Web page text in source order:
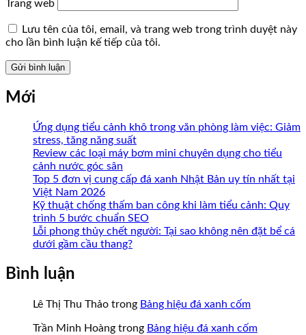
Trang web
Lưu tên của tôi, email, và trang web trong trình duyệt này
cho lần bình luận kế tiếp của tôi.
Mới
Ứng dụng tiểu cảnh khô trong văn phòng làm việc: Giảm
stress, tăng năng suất
Review các loại máy bơm mini chuyên dụng cho tiểu
cảnh nước góc sân
Top 5 đơn vị cung cấp đá xanh Nhật Bản uy tín nhất tại
Việt Nam 2026
Kỹ thuật chống thấm ban công khi làm tiểu cảnh: Quy
trình 5 bước chuẩn SEO
Lỗi phong thủy chết người: Tại sao không nên đặt bể cá
dưới gầm cầu thang?
Bình luận
Lê Thị Thu Thảo trong Bảng hiệu đá xanh cốm
Trần Minh Hoàng trong Bảng hiệu đá xanh cốm